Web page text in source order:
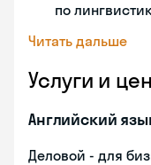
по
Читать дальше
Услуги и
Английский
Деловой - для